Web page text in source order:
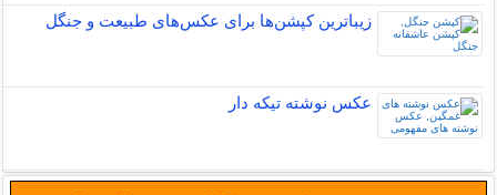
زیباترین کپشن‌ها برای عکس‌های طبیعت و جنگل
عکس نوشته تیکه دار